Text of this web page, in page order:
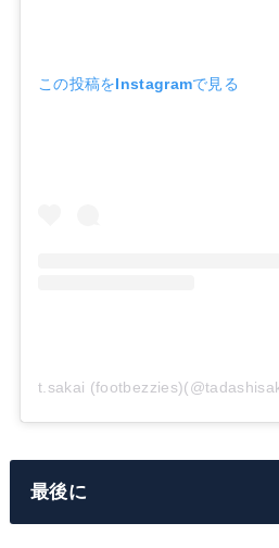
この投稿をInstagramで見る
最後に